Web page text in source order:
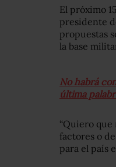
El próximo
presidente
propuestas
la base
No habrá
última
“Quiero que
factores o
para el país